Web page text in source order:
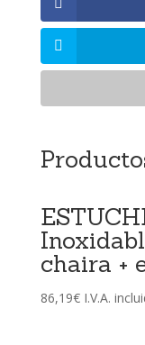
chaira +
86,19€ I.V.A.